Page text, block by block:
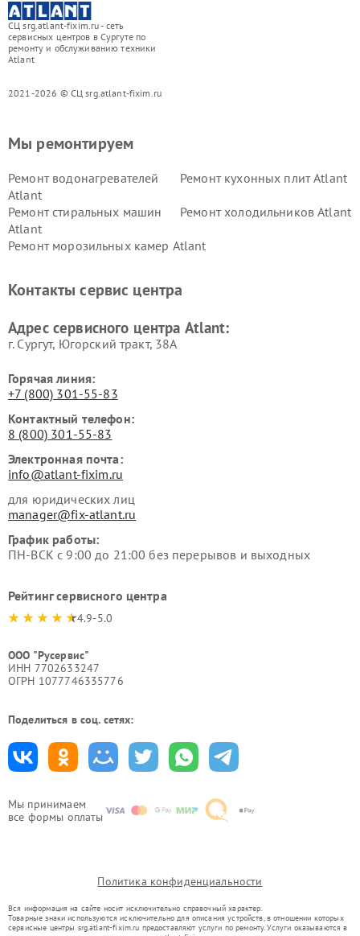
СЦ srg.atlant-fixim.ru - сеть
сервисных центров в Сургуте по
ремонту и обслуживанию техники
Atlant
2021-2026 © СЦ srg.atlant-fixim.ru
Мы принимаем
все формы оплаты
Мы ремонтируем
Ремонт водонагревателей
Atlant
Ремонт кухонных плит Atlant
Ремонт стиральных машин
Atlant
Ремонт холодильников Atlant
Ремонт морозильных камер Atlant
Контакты сервис центра
Адрес сервисного центра Atlant:
г. Сургут, Югорский тракт, 38А
Горячая линия:
+7 (800) 301-55-83
Контактный телефон:
8 (800) 301-55-83
Электронная почта:
info@atlant-fixim.ru
для юридических лиц
manager@fix-atlant.ru
График работы:
ПН-ВСК с 9:00 до 21:00 без перерывов и выходных
Рейтинг сервисного центра
4.9-5.0
ООО "Русервис"
ИНН 7702633247
ОГРН 1077746335776
Поделиться в соц. сетях:
Политика конфиденциальности
Вся информация на сайте носит исключительно справочный характер.
Товарные знаки используются исключительно для описания устройств, в отношении которых
сервисные центры srg.atlant-fixim.ru предоставляют услуги по ремонту. Услуги оказываются в